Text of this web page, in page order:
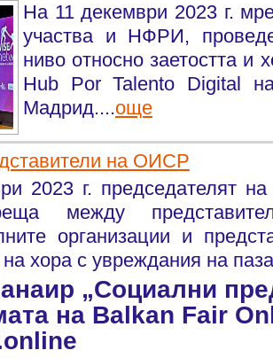
На 11 декември 2023 г.
участва и НФРИ,
ниво относно заетостта и
Hub Por Talento Digital
Мадрид....още
на ОИСР
2023 г. председателят
между
организации и
хора с увреждания на
„Социални
на Balkan Fair